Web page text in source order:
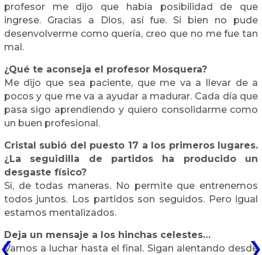
profesor me dijo que había posibilidad de que
ingrese. Gracias a Dios, así fue. Si bien no pude
desenvolverme como quería, creo que no me fue tan
mal.
¿Qué te aconseja el profesor Mosquera?
Me dijo que sea paciente, que me va a llevar de a
pocos y que me va a ayudar a madurar. Cada día que
pasa sigo aprendiendo y quiero consolidarme como
un buen profesional.
Cristal subió del puesto 17 a los primeros lugares.
¿La seguidilla de partidos ha producido un
desgaste físico?
Sí, de todas maneras. No permite que entrenemos
todos juntos. Los partidos son seguidos. Pero igual
estamos mentalizados.
Deja un mensaje a los hinchas celestes…
Vamos a luchar hasta el final. Sigan alentando desde